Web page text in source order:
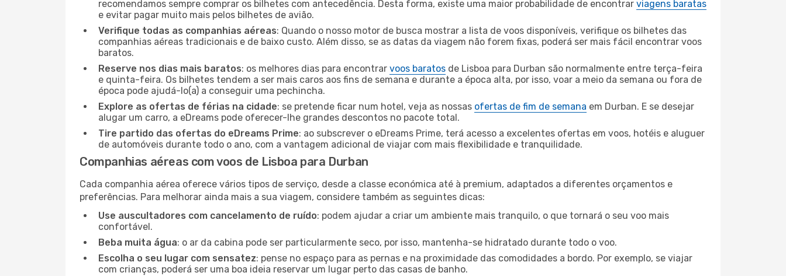
recomendamos sempre comprar os bilhetes com antecedência. Desta forma, existe uma maior probabilidade de encontrar viagens baratas
e evitar pagar muito mais pelos bilhetes de avião.
Verifique todas as companhias aéreas: Quando o nosso motor de busca mostrar a lista de voos disponíveis, verifique os bilhetes das
companhias aéreas tradicionais e de baixo custo. Além disso, se as datas da viagem não forem fixas, poderá ser mais fácil encontrar voos
baratos.
Reserve nos dias mais baratos: os melhores dias para encontrar voos baratos de Lisboa para Durban são normalmente entre terça-feira
e quinta-feira. Os bilhetes tendem a ser mais caros aos fins de semana e durante a época alta, por isso, voar a meio da semana ou fora de
época pode ajudá-lo(a) a conseguir uma pechincha.
Explore as ofertas de férias na cidade: se pretende ficar num hotel, veja as nossas ofertas de fim de semana em Durban. E se desejar
alugar um carro, a eDreams pode oferecer-lhe grandes descontos no pacote total.
Tire partido das ofertas do eDreams Prime: ao subscrever o eDreams Prime, terá acesso a excelentes ofertas em voos, hotéis e aluguer
de automóveis durante todo o ano, com a vantagem adicional de viajar com mais flexibilidade e tranquilidade.
Companhias aéreas com voos de Lisboa para Durban
Cada companhia aérea oferece vários tipos de serviço, desde a classe económica até à premium, adaptados a diferentes orçamentos e
preferências. Para melhorar ainda mais a sua viagem, considere também as seguintes dicas:
Use auscultadores com cancelamento de ruído: podem ajudar a criar um ambiente mais tranquilo, o que tornará o seu voo mais
confortável.
Beba muita água: o ar da cabina pode ser particularmente seco, por isso, mantenha-se hidratado durante todo o voo.
Escolha o seu lugar com sensatez: pense no espaço para as pernas e na proximidade das comodidades a bordo. Por exemplo, se viajar
com crianças, poderá ser uma boa ideia reservar um lugar perto das casas de banho.